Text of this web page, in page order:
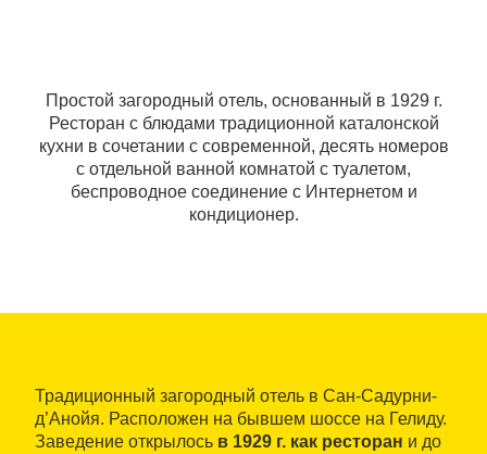
Простой загородный отель, основанный в 1929 г.
Ресторан с блюдами традиционной каталонской
кухни в сочетании с современной, десять номеров
с отдельной ванной комнатой с туалетом,
беспроводное соединение с Интернетом и
кондиционер.
Традиционный загородный отель в Сан-Садурни-
д’Анойя. Расположен на бывшем шоссе на Гелиду.
Заведение открылось в 1929 г. как ресторан и до